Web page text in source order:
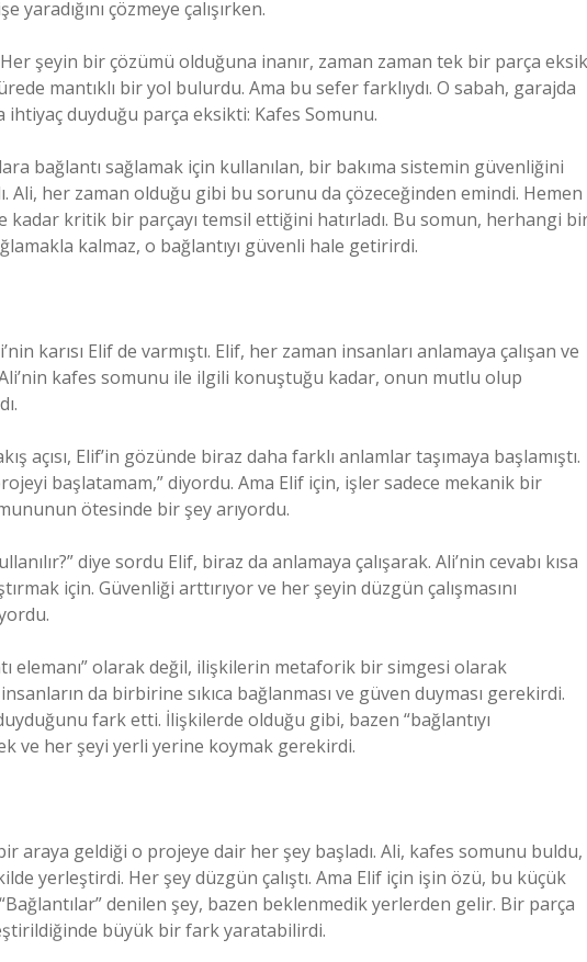
yaradığını çözmeye çalışırken.
şeyin bir çözümü olduğuna inanır, zaman zaman tek bir parça eksik
mantıklı bir yol bulurdu. Ama bu sefer farklıydı. O sabah, garajda
duyduğu parça eksikti: Kafes Somunu.
bağlantı sağlamak için kullanılan, bir bakıma sistemin güvenliğini
Ali, her zaman olduğu gibi bu sorunu da çözeceğinden emindi. Hemen
kritik bir parçayı temsil ettiğini hatırladı. Bu somun, herhangi
kalmaz, o bağlantıyı güvenli hale getirirdi.
karısı Elif de varmıştı. Elif, her zaman insanları anlamaya çalışan ve
kafes somunu ile ilgili konuştuğu kadar, onun mutlu olup
açısı, Elif’in gözünde biraz daha farklı anlamlar taşımaya başlamıştı.
başlatamam,” diyordu. Ama Elif için, işler sadece mekanik bir
ötesinde bir şey arıyordu.
diye sordu Elif, biraz da anlamaya çalışarak. Ali’nin cevabı kısa
için. Güvenliği arttırıyor ve her şeyin düzgün çalışmasını
elemanı” olarak değil, ilişkilerin metaforik bir simgesi olarak
da birbirine sıkıca bağlanması ve güven duyması gerekirdi.
fark etti. İlişkilerde olduğu gibi, bazen “bağlantıyı
ve her şeyi yerli yerine koymak gerekirdi.
araya geldiği o projeye dair her şey başladı. Ali, kafes somunu buldu,
yerleştirdi. Her şey düzgün çalıştı. Ama Elif için işin özü, bu küçük
denilen şey, bazen beklenmedik yerlerden gelir. Bir parça
büyük bir fark yaratabilirdi.